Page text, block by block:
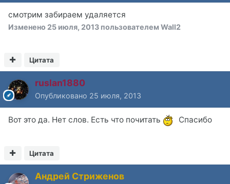
смотрим забираем удаляется
Изменено 25 июля, 2013 пользователем Wall2
Цитата
ruslan1880
Опубликовано 25 июля, 2013
Вот это да. Нет слов. Есть что почитать Спасибо
Цитата
Андрей Стриженов